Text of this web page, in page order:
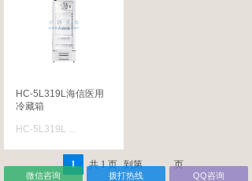
HC-5L319L海信医用
冷藏箱
HC-5L319L ...
1 共1页 到第 页
QQ咨询
微信咨询 拨打热线